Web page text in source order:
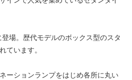
場。歴代モデルのボックス型のスタ
ています。
ーションランプをはじめ各所に丸い